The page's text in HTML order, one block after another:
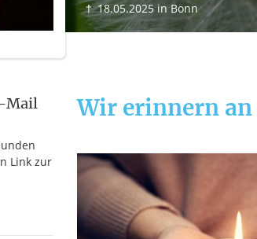
† 18.05.2025 in Bonn
Wir erinnern an
Mail
Link zur